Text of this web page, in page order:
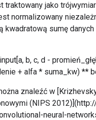
traktowany jako
normalizowany
sumę danych
b, c, d -
+ alfa * suma_kw) **
znaleźć w
(NIPS
neural-